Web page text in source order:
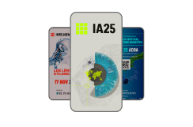
Quiénes somos
Especificaciones